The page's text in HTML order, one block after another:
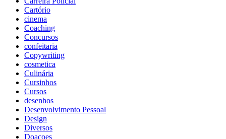
Cartório
cinema
Coaching
Concursos
confeitaria
Copywriting
cosmetica
Culinária
Cursinhos
Cursos
desenhos
Desenvolvimento Pessoal
Design
Diversos
Doaçoes